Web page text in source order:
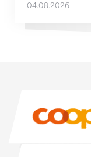
04.08.2026